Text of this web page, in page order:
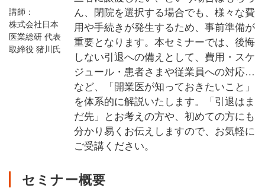
講師：
株式会社日本
医業総研 代表
取締役 猪川氏
ん、閉院を選択する場合でも、様々な費
用や手続きが発生するため、事前準備が
重要となります。本セミナーでは、後悔
しない引退への備えとして、費用・スケ
ジュール・患者さまや従業員への対応…
など、「開業医が知っておきたいこと」
を体系的に解説いたします。「引退はま
だ先」とお考えの方や、初めての方にも
分かり易くお伝えしますので、お気軽に
ご受講ください。
セミナー概要